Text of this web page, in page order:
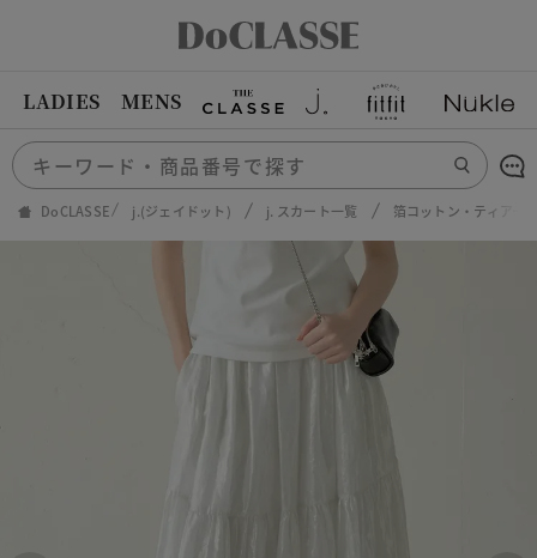
LADIES MENS
DoCLASSE j.(ジェイドット) j. スカート一覧 箔コットン・ティアー